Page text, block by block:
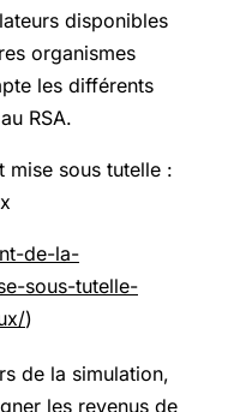
disponibles
organismes
les différents
RSA.
mise sous tutelle :
de-la-
sous-tutelle-
)
de la simulation,
les revenus de